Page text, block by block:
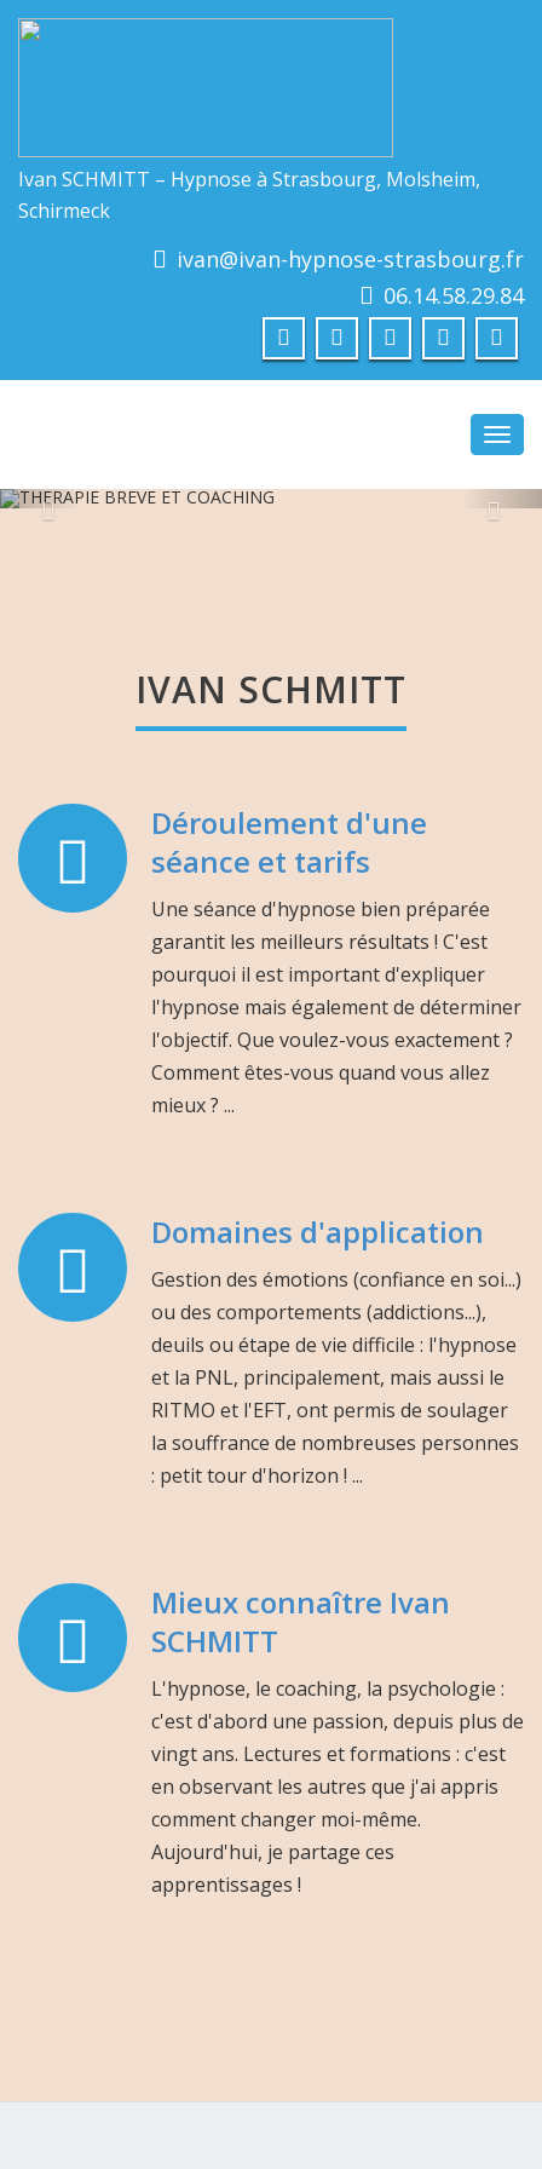
Ivan SCHMITT – Hypnose à Strasbourg, Molsheim,
Schirmeck
ivan@ivan-hypnose-strasbourg.fr
06.14.58.29.84
COACHING
En savoir plus
IVAN SCHMITT
Déroulement d'une
séance et tarifs
Une séance d'hypnose bien préparée
garantit les meilleurs résultats ! C'est
pourquoi il est important d'expliquer
l'hypnose mais également de déterminer
l'objectif. Que voulez-vous exactement ?
Comment êtes-vous quand vous allez
mieux ? ...
Domaines d'application
Gestion des émotions (confiance en soi...)
ou des comportements (addictions...),
deuils ou étape de vie difficile : l'hypnose
et la PNL, principalement, mais aussi le
RITMO et l'EFT, ont permis de soulager
la souffrance de nombreuses personnes
: petit tour d'horizon ! ...
Mieux connaître Ivan
SCHMITT
L'hypnose, le coaching, la psychologie :
c'est d'abord une passion, depuis plus de
vingt ans. Lectures et formations : c'est
en observant les autres que j'ai appris
comment changer moi-même.
Aujourd'hui, je partage ces
apprentissages !